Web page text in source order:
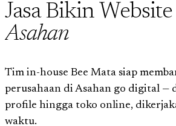
Jasa Bikin
Asahan
Tim in-house Bee Mata siap
perusahaan di Asahan go digital —
profile hingga toko online,
waktu.